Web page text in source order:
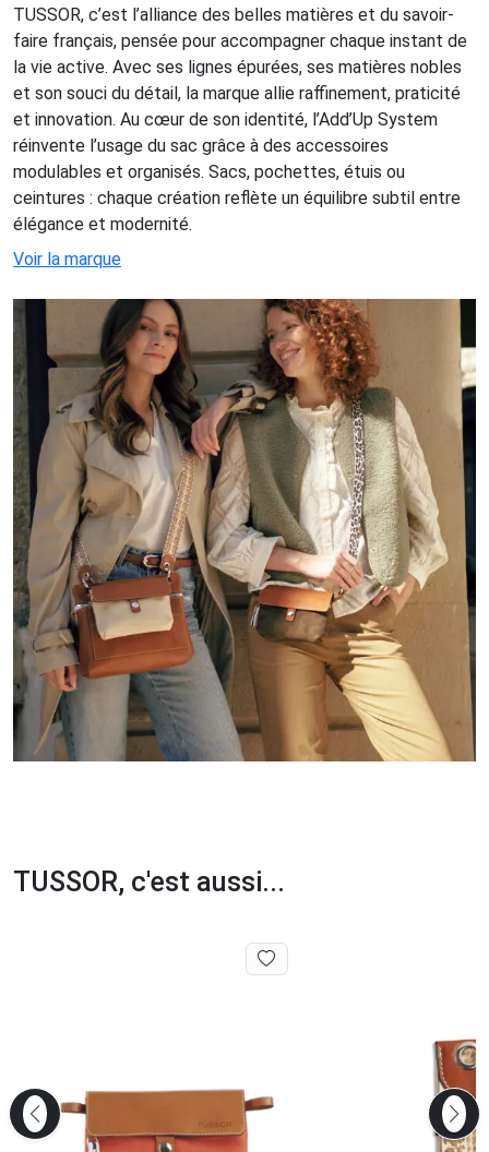
TUSSOR, c’est l’alliance des belles matières et du savoir-
faire français, pensée pour accompagner chaque instant de
la vie active. Avec ses lignes épurées, ses matières nobles
et son souci du détail, la marque allie raffinement, praticité
et innovation. Au cœur de son identité, l’Add’Up System
réinvente l’usage du sac grâce à des accessoires
modulables et organisés. Sacs, pochettes, étuis ou
ceintures : chaque création reflète un équilibre subtil entre
élégance et modernité.
Voir la marque
TUSSOR, c'est aussi...